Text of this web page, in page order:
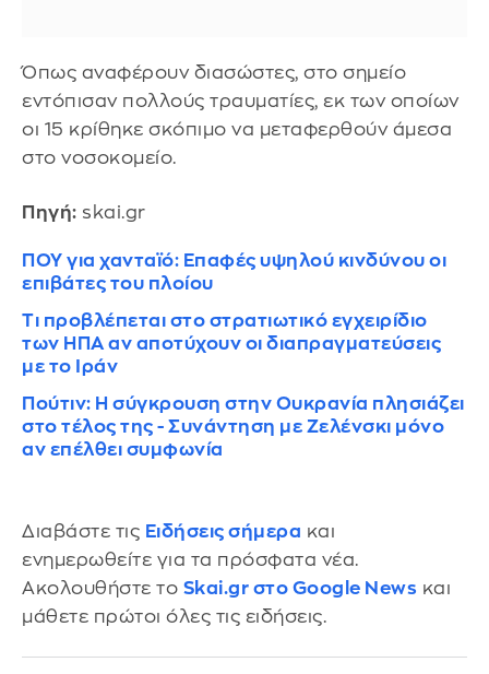
Όπως αναφέρουν διασώστες, στο σημείο
εντόπισαν πολλούς τραυματίες, εκ των οποίων
οι 15 κρίθηκε σκόπιμο να μεταφερθούν άμεσα
στο νοσοκομείο.
Πηγή: skai.gr
ΠΟΥ για χανταϊό: Επαφές υψηλού κινδύνου οι
επιβάτες του πλοίου
Τι προβλέπεται στο στρατιωτικό εγχειρίδιο
των ΗΠΑ αν αποτύχουν οι διαπραγματεύσεις
με το Ιράν
Πούτιν: Η σύγκρουση στην Ουκρανία πλησιάζει
στο τέλος της - Συνάντηση με Ζελένσκι μόνο
αν επέλθει συμφωνία
Διαβάστε τις Ειδήσεις σήμερα και
ενημερωθείτε για τα πρόσφατα νέα.
Ακολουθήστε το Skai.gr στο Google News και
μάθετε πρώτοι όλες τις ειδήσεις.